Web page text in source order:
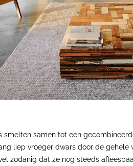
samen tot een
liep vroeger dwars door de
zodanig dat ze nog steeds